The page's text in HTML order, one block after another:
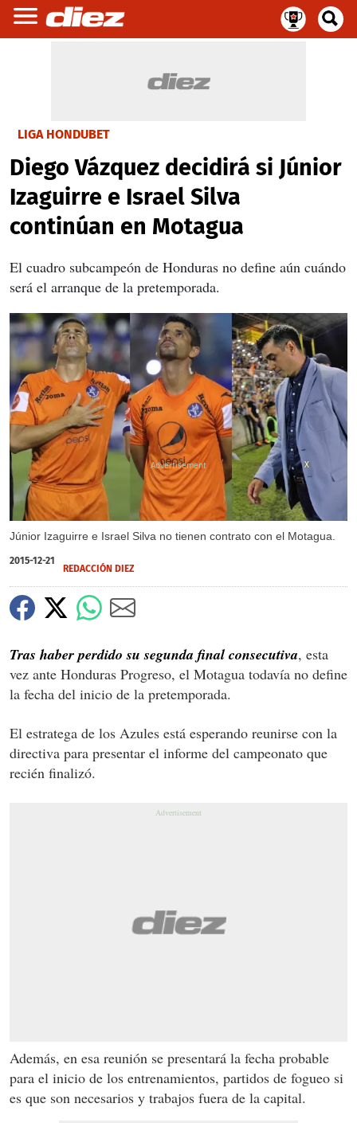
LIGA HONDUBET
Diego Vázquez decidirá si Júnior
Izaguirre e Israel Silva
continúan en Motagua
El cuadro subcampeón de Honduras no define aún cuándo
será el arranque de la pretemporada.
Júnior Izaguirre e Israel Silva no tienen contrato con el Motagua.
X
2015-12-21
REDACCIÓN DIEZ
Tras haber perdido su segunda final consecutiva, esta
vez ante Honduras Progreso, el Motagua todavía no define
la fecha del inicio de la pretemporada.
El estratega de los Azules está esperando reunirse con la
directiva para presentar el informe del campeonato que
recién finalizó.
Además, en esa reunión se presentará la fecha probable
para el inicio de los entrenamientos, partidos de fogueo si
es que son necesarios y trabajos fuera de la capital.